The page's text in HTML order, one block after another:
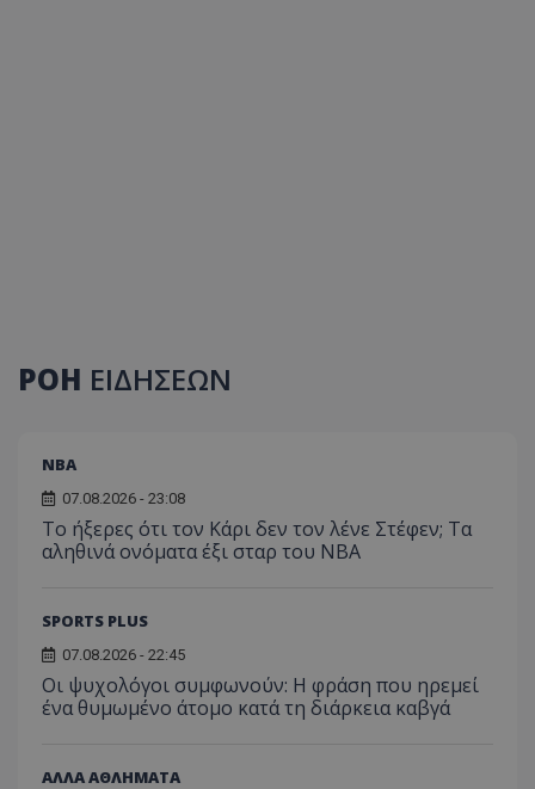
ΡΟΗ ΕΙΔΗΣΕΩΝ
NBA
07.08.2026 - 23:08
Το ήξερες ότι τον Κάρι δεν τον λένε Στέφεν; Τα
αληθινά ονόματα έξι σταρ του NBA
SPORTS PLUS
07.08.2026 - 22:45
Οι ψυχολόγοι συμφωνούν: Η φράση που ηρεμεί
ένα θυμωμένο άτομο κατά τη διάρκεια καβγά
ΑΛΛΑ ΑΘΛΗΜΑΤΑ